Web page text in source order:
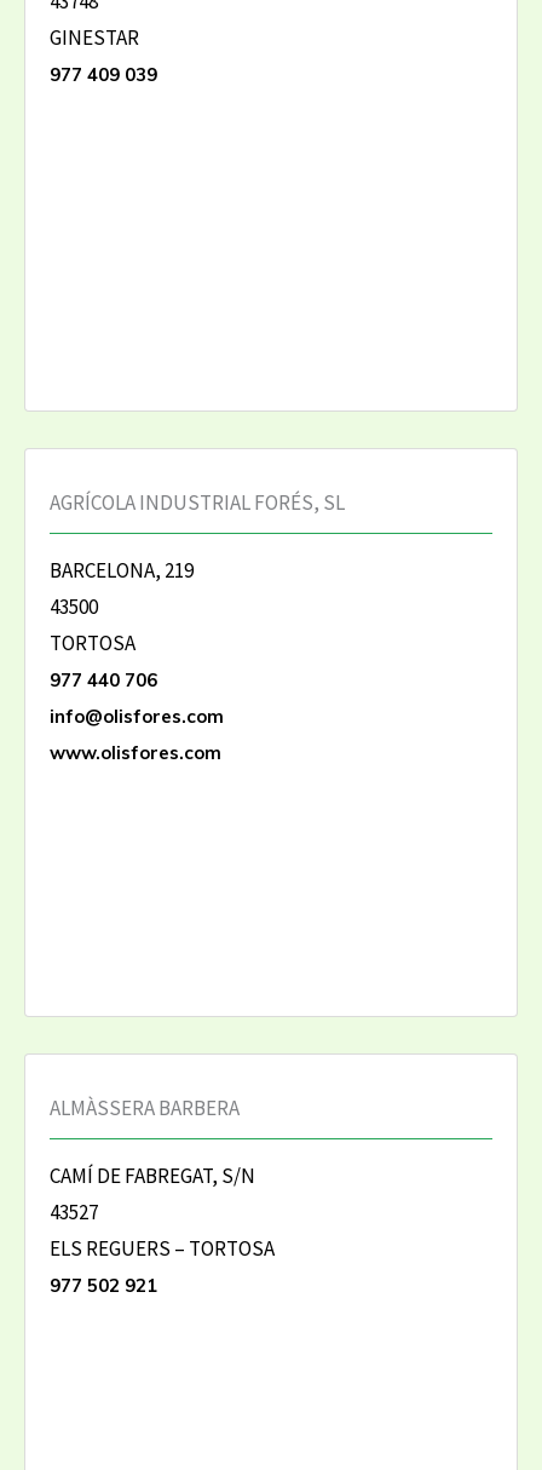
GINESTAR
977 409 039
AGRÍCOLA INDUSTRIAL FORÉS, SL
BARCELONA, 219
43500
TORTOSA
977 440 706
info@olisfores.com
www.olisfores.com
ALMÀSSERA BARBERA
CAMÍ DE FABREGAT, S/N
43527
ELS REGUERS – TORTOSA
977 502 921